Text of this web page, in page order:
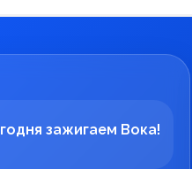
зажигаем Вока!